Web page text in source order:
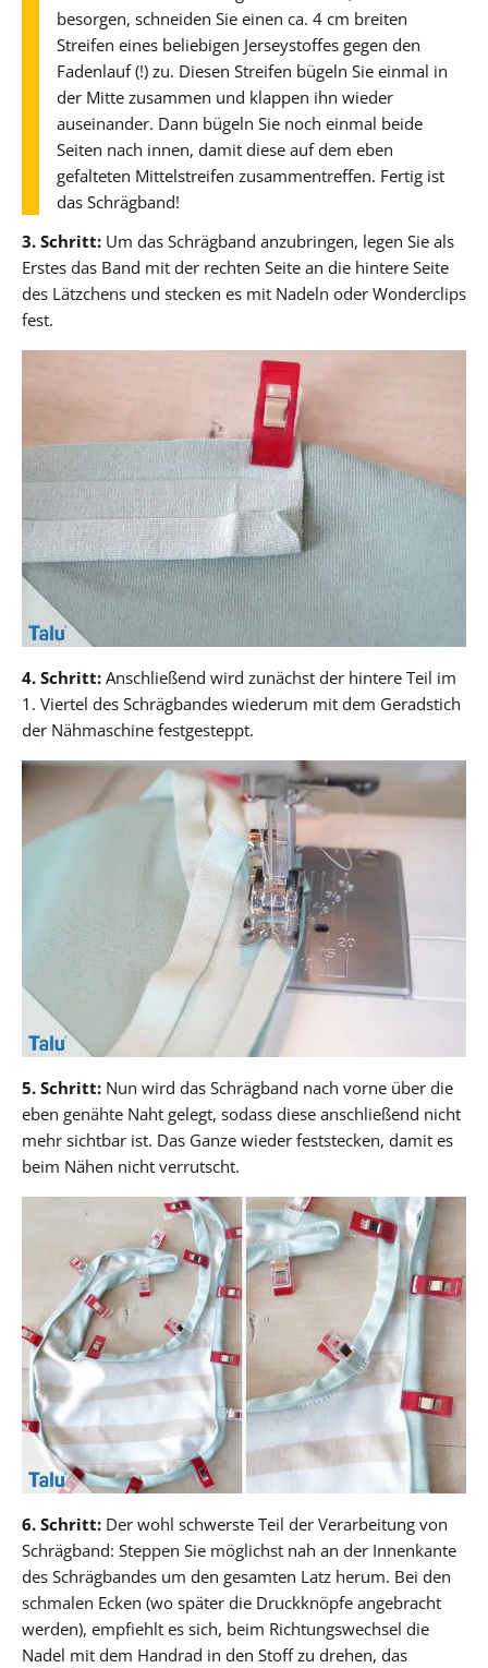
besorgen, schneiden Sie einen ca. 4 cm breiten
Streifen eines beliebigen Jerseystoffes gegen den
Fadenlauf (!) zu. Diesen Streifen bügeln Sie einmal in
der Mitte zusammen und klappen ihn wieder
auseinander. Dann bügeln Sie noch einmal beide
Seiten nach innen, damit diese auf dem eben
gefalteten Mittelstreifen zusammentreffen. Fertig ist
das Schrägband!
3. Schritt: Um das Schrägband anzubringen, legen Sie als
Erstes das Band mit der rechten Seite an die hintere Seite
des Lätzchens und stecken es mit Nadeln oder Wonderclips
fest.
4. Schritt: Anschließend wird zunächst der hintere Teil im
1. Viertel des Schrägbandes wiederum mit dem Geradstich
der Nähmaschine festgesteppt.
5. Schritt: Nun wird das Schrägband nach vorne über die
eben genähte Naht gelegt, sodass diese anschließend nicht
mehr sichtbar ist. Das Ganze wieder feststecken, damit es
beim Nähen nicht verrutscht.
6. Schritt: Der wohl schwerste Teil der Verarbeitung von
Schrägband: Steppen Sie möglichst nah an der Innenkante
des Schrägbandes um den gesamten Latz herum. Bei den
schmalen Ecken (wo später die Druckknöpfe angebracht
werden), empfiehlt es sich, beim Richtungswechsel die
Nadel mit dem Handrad in den Stoff zu drehen, das